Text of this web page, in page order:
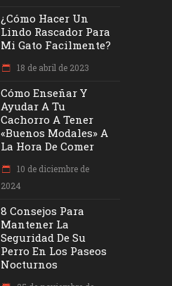
¿Cómo Hacer Un
Lindo Rascador Para
Mi Gato Facilmente?
18 de abril de 2023
Cómo Enseñar Y
Ayudar A Tu
Cachorro A Tener
«buenos Modales» A
La Hora De Comer
10 de diciembre de
2024
8 Consejos Para
Mantener La
Seguridad De Su
Perro En Los Paseos
Nocturnos